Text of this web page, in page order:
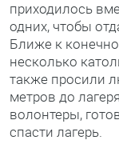
приходилось
одних, чтобы
Ближе к
несколько
также просили
метров до
волонтеры,
спасти лагерь.